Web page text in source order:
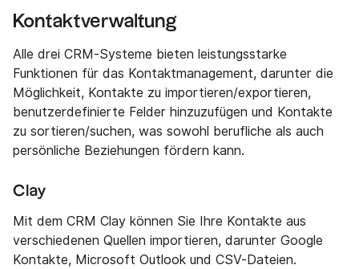
Kontaktverwaltung
Alle drei CRM-Systeme bieten leistungsstarke
Funktionen für das Kontaktmanagement, darunter die
Möglichkeit, Kontakte zu importieren/exportieren,
benutzerdefinierte Felder hinzuzufügen und Kontakte
zu sortieren/suchen, was sowohl berufliche als auch
persönliche Beziehungen fördern kann.
Clay
Mit dem CRM Clay können Sie Ihre Kontakte aus
verschiedenen Quellen importieren, darunter Google
Kontakte, Microsoft Outlook und CSV-Dateien.